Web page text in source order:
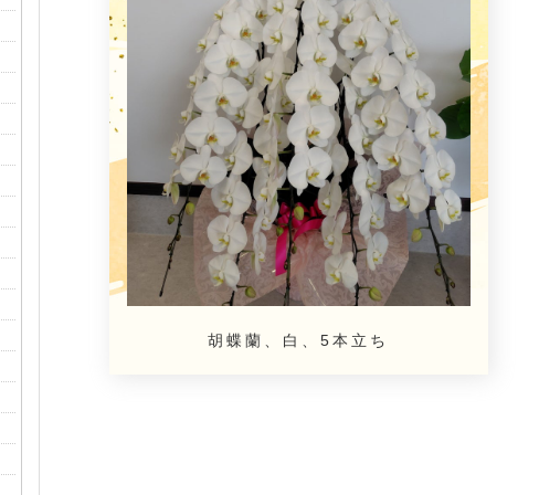
胡蝶蘭、白、5本立ち